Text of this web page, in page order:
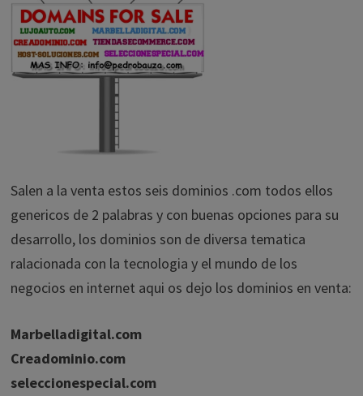
Salen a la venta estos seis dominios .com todos ellos
genericos de 2 palabras y con buenas opciones para su
desarrollo, los dominios son de diversa tematica
ralacionada con la tecnologia y el mundo de los
negocios en internet aqui os dejo los dominios en venta:
Marbelladigital.com
Creadominio.com
seleccionespecial.com